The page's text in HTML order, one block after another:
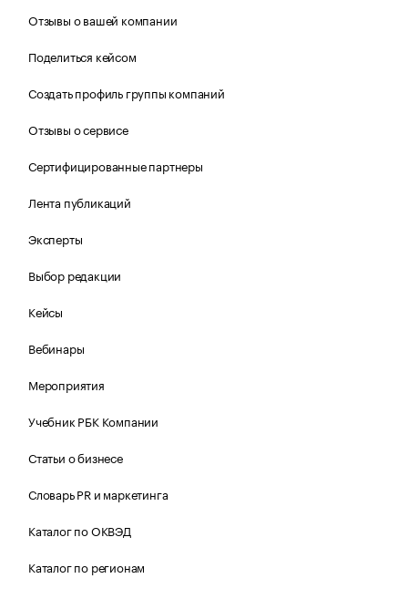
Отзывы о вашей компании
Поделиться кейсом
Создать профиль группы компаний
Отзывы о сервисе
Сертифицированные партнеры
Лента публикаций
Эксперты
Выбор редакции
Кейсы
Вебинары
Мероприятия
Учебник РБК Компании
Статьи о бизнесе
Словарь PR и маркетинга
Каталог по ОКВЭД
Каталог по регионам